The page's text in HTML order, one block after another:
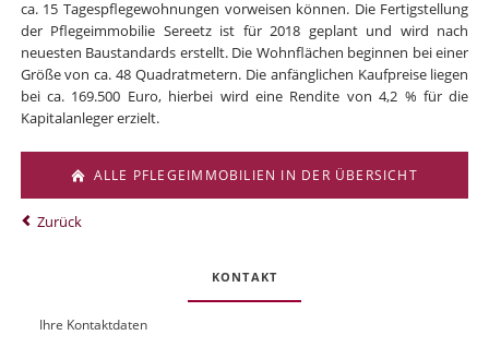
ca. 15 Tagespflegewohnungen vorweisen können. Die Fertigstellung
der Pflegeimmobilie Sereetz ist für 2018 geplant und wird nach
neuesten Baustandards erstellt. Die Wohnflächen beginnen bei einer
Größe von ca. 48 Quadratmetern. Die anfänglichen Kaufpreise liegen
bei ca. 169.500 Euro, hierbei wird eine Rendite von 4,2 % für die
Kapitalanleger erzielt.
ALLE PFLEGEIMMOBILIEN IN DER ÜBERSICHT
Zurück
KONTAKT
OUIhre Kontaktdaten